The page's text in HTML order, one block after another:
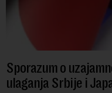
Sporazum o
ulaganja Srbije i